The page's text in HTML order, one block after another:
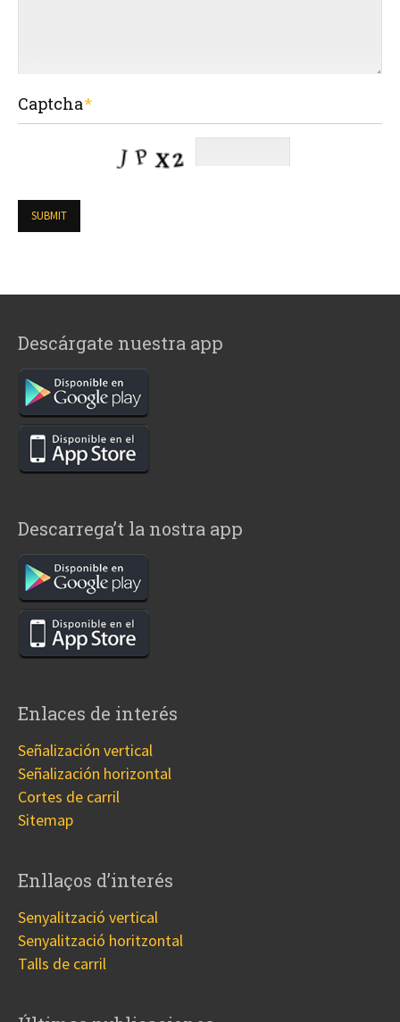
Captcha
Descárgate nuestra app
Descarrega’t la nostra app
Enlaces de interés
Señalización vertical
Señalización horizontal
Cortes de carril
Sitemap
Enllaços d’interés
Senyalització vertical
Senyalització horitzontal
Talls de carril